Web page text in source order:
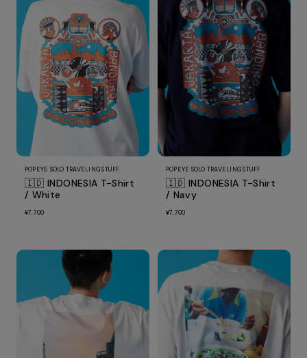
POPEYE SOLO TRAVELING STUFF
🇮🇩 INDONESIA T-Shirt
/ White
¥7,700
POPEYE SOLO TRAVELING STUFF
🇮🇩 INDONESIA T-Shirt
/ Navy
¥7,700